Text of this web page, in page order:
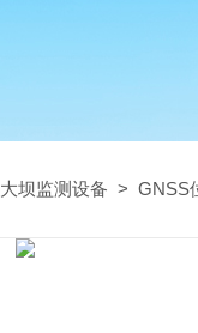
大坝监测设备 > GNSS